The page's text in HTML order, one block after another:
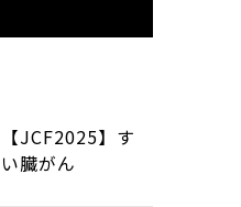
【JCF2025】す
い臓がん